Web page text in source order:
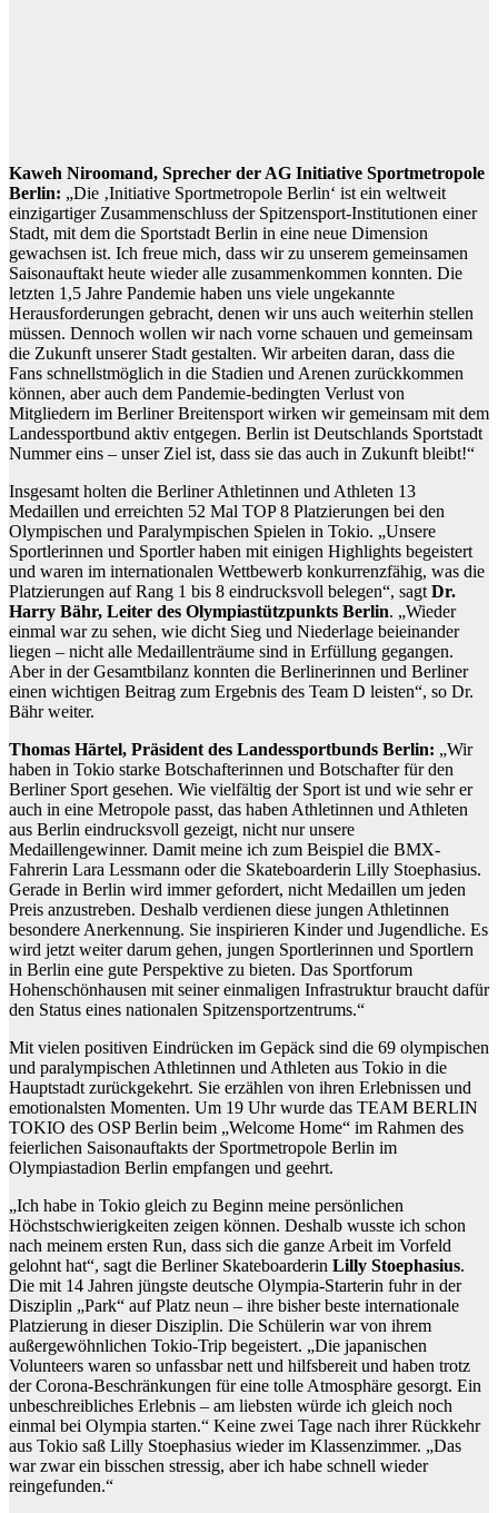
Kaweh Niroomand, Sprecher der AG Initiative Sportmetropole
Berlin: „Die ‚Initiative Sportmetropole Berlin‘ ist ein weltweit
einzigartiger Zusammenschluss der Spitzensport-Institutionen einer
Stadt, mit dem die Sportstadt Berlin in eine neue Dimension
gewachsen ist. Ich freue mich, dass wir zu unserem gemeinsamen
Saisonauftakt heute wieder alle zusammenkommen konnten. Die
letzten 1,5 Jahre Pandemie haben uns viele ungekannte
Herausforderungen gebracht, denen wir uns auch weiterhin stellen
müssen. Dennoch wollen wir nach vorne schauen und gemeinsam
die Zukunft unserer Stadt gestalten. Wir arbeiten daran, dass die
Fans schnellstmöglich in die Stadien und Arenen zurückkommen
können, aber auch dem Pandemie-bedingten Verlust von
Mitgliedern im Berliner Breitensport wirken wir gemeinsam mit dem
Landessportbund aktiv entgegen. Berlin ist Deutschlands Sportstadt
Nummer eins – unser Ziel ist, dass sie das auch in Zukunft bleibt!“
Insgesamt holten die Berliner Athletinnen und Athleten 13
Medaillen und erreichten 52 Mal TOP 8 Platzierungen bei den
Olympischen und Paralympischen Spielen in Tokio. „Unsere
Sportlerinnen und Sportler haben mit einigen Highlights begeistert
und waren im internationalen Wettbewerb konkurrenzfähig, was die
Platzierungen auf Rang 1 bis 8 eindrucksvoll belegen“, sagtDr.
Harry Bähr, Leiter des Olympiastützpunkts Berlin. „Wieder
einmal war zu sehen, wie dicht Sieg und Niederlage beieinander
liegen – nicht alle Medaillenträume sind in Erfüllung gegangen.
Aber in der Gesamtbilanz konnten die Berlinerinnen und Berliner
einen wichtigen Beitrag zum Ergebnis des Team D leisten“, so Dr.
Bähr weiter.
Thomas Härtel, Präsident des Landessportbunds Berlin: „Wir
haben in Tokio starke Botschafterinnen und Botschafter für den
Berliner Sport gesehen. Wie vielfältig der Sport ist und wie sehr er
auch in eine Metropole passt, das haben Athletinnen und Athleten
aus Berlin eindrucksvoll gezeigt, nicht nur unsere
Medaillengewinner. Damit meine ich zum Beispiel die BMX-
Fahrerin Lara Lessmann oder die Skateboarderin Lilly Stoephasius.
Gerade in Berlin wird immer gefordert, nicht Medaillen um jeden
Preis anzustreben. Deshalb verdienen diese jungen Athletinnen
besondere Anerkennung. Sie inspirieren Kinder und Jugendliche. Es
wird jetzt weiter darum gehen, jungen Sportlerinnen und Sportlern
in Berlin eine gute Perspektive zu bieten. Das Sportforum
Hohenschönhausen mit seiner einmaligen Infrastruktur braucht dafür
den Status eines nationalen Spitzensportzentrums.“
Mit vielen positiven Eindrücken im Gepäck sind die 69 olympischen
und paralympischen Athletinnen und Athleten aus Tokio in die
Hauptstadt zurückgekehrt. Sie erzählen von ihren Erlebnissen und
emotionalsten Momenten. Um 19 Uhr wurde das TEAM BERLIN
TOKIO des OSP Berlin beim „Welcome Home“ im Rahmen des
feierlichen Saisonauftakts der Sportmetropole Berlin im
Olympiastadion Berlin empfangen und geehrt.
„Ich habe in Tokio gleich zu Beginn meine persönlichen
Höchstschwierigkeiten zeigen können. Deshalb wusste ich schon
nach meinem ersten Run, dass sich die ganze Arbeit im Vorfeld
gelohnt hat“, sagt die Berliner Skateboarderin Lilly Stoephasius.
Die mit 14 Jahren jüngste deutsche Olympia-Starterin fuhr in der
Disziplin „Park“ auf Platz neun – ihre bisher beste internationale
Platzierung in dieser Disziplin. Die Schülerin war von ihrem
außergewöhnlichen Tokio-Trip begeistert. „Die japanischen
Volunteers waren so unfassbar nett und hilfsbereit und haben trotz
der Corona-Beschränkungen für eine tolle Atmosphäre gesorgt. Ein
unbeschreibliches Erlebnis – am liebsten würde ich gleich noch
einmal bei Olympia starten.“ Keine zwei Tage nach ihrer Rückkehr
aus Tokio saß Lilly Stoephasius wieder im Klassenzimmer. „Das
war zwar ein bisschen stressig, aber ich habe schnell wieder
reingefunden.“